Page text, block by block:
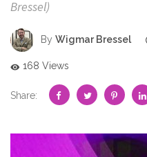
Bressel)
By Wigmar Bressel
168 Views
Share: